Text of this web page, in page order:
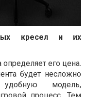
кресел и их
его цена.
будет несложно
модель,